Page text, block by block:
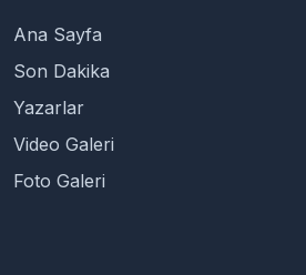
Ana Sayfa
Son Dakika
Yazarlar
Video Galeri
Foto Galeri